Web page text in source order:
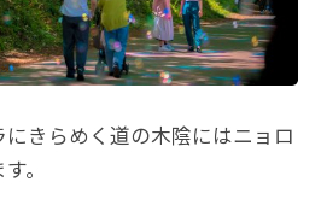
きらめく道の木陰にはニョロ
。